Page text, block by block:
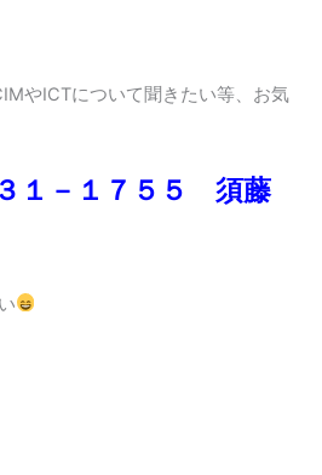
やICTについて聞きたい等、お気
１－１７５５ 須藤